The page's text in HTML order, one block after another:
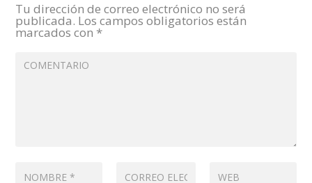
Tu dirección de correo electrónico no será
publicada. Los campos obligatorios están
marcados con *